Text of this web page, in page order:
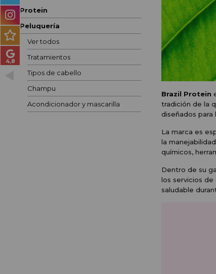
PRODUCTOS PARA
HOMBRES
MÉTODO CURLY
PACKS DE REGALO
OUTLET
BLOG
Brazil Protein
tradición de la
diseñados para
La marca es
la
químicos,
Dentro de su
los servicios
saludable
Protein
Peluquería
Ver todos
Tratamientos
Tipos de cabello
Champu
Acondicionador y mascarilla